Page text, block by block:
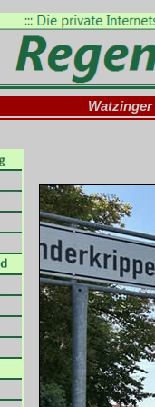
Watzinger